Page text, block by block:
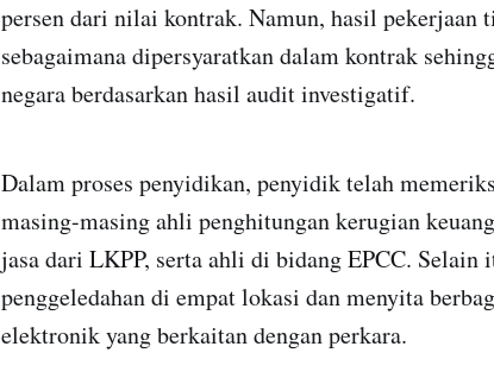
persen dari nilai kontrak. Namun, hasil
sebagaimana dipersyaratkan dalam kontrak
negara berdasarkan hasil audit investigatif.
Dalam proses penyidikan, penyidik telah
masing-masing ahli penghitungan kerugian
jasa dari LKPP, serta ahli di bidang EPCC.
penggeledahan di empat lokasi dan menyita
elektronik yang berkaitan dengan perkara.